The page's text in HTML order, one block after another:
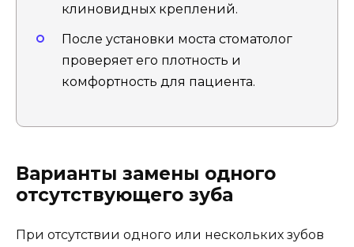
клиновидных креплений.
После установки моста стоматолог
проверяет его плотность и
комфортность для пациента.
Варианты замены одного
отсутствующего зуба
При отсутствии одного или нескольких зубов